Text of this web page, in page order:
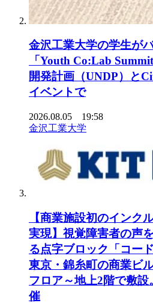
金沢工業大学の学生が
「Youth Co:Lab
開発計画（UNDP）と
イベントで
2026.08.05 19:58
金沢工業大学
【商業施設初のインク
実現】視覚障害者の声
る点字ブロック「コー
東京・錦糸町の商業ビ
フロア～地上2階で敷
催